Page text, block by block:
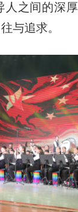
人之间的深
与追求。